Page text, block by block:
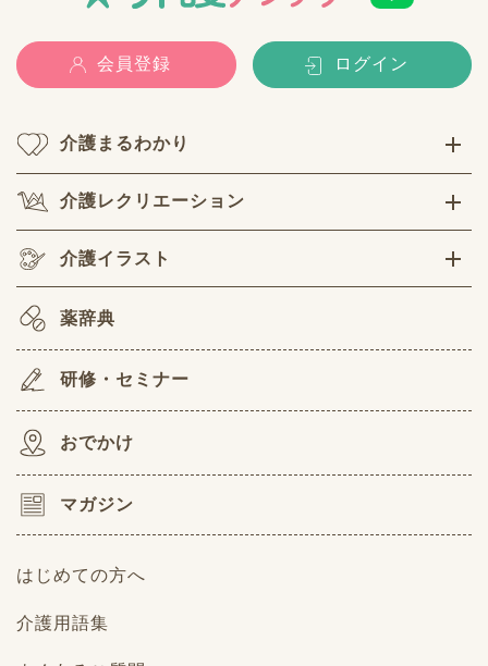
会員登録 ログイン
介護まるわかり
介護レクリエーション
介護イラスト
薬辞典
研修・セミナー
おでかけ
マガジン
はじめての方へ
介護用語集